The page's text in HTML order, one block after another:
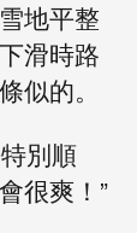
地平整
滑時路
似的。
別順
很爽！”